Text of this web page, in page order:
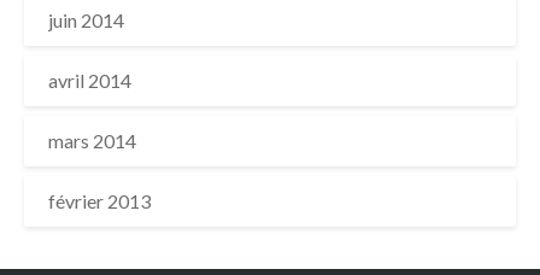
juin 2014
avril 2014
mars 2014
février 2013